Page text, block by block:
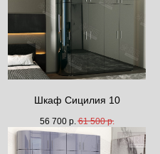
Шкаф Сицилия 10
56 700 р. 61 500 р.